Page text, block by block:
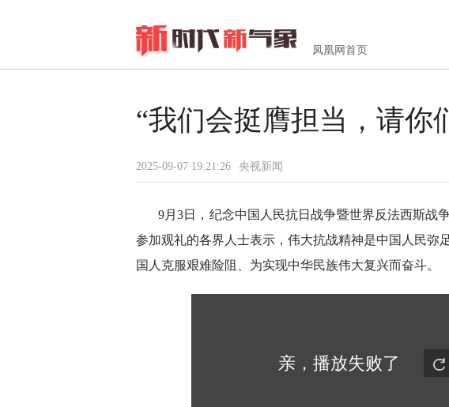
凤凰网首页
“我们会挺膺担当，请你
2025-09-07 19:21:26 央视新闻
9月3日，纪念中国人民抗日战争暨世界反法西斯战
参加观礼的各界人士表示，伟大抗战精神是中国人民弥
国人克服艰难险阻、为实现中华民族伟大复兴而奋斗。
亲，播放失败了